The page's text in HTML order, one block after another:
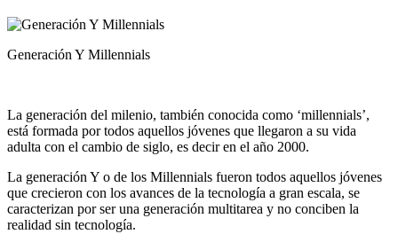
Generación Y Millennials
La generación del milenio, también conocida como ‘millennials’,
está formada por todos aquellos jóvenes que llegaron a su vida
adulta con el cambio de siglo, es decir en el año 2000.
La generación Y o de los Millennials fueron todos aquellos jóvenes
que crecieron con los avances de la tecnología a gran escala, se
caracterizan por ser una generación multitarea y no conciben la
realidad sin tecnología.